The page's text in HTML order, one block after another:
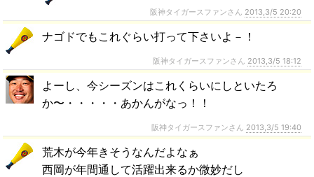
阪神タイガースファンさん 2013,3/5 20:20
ナゴドでもこれぐらい打って下さいよ－！
阪神タイガースファンさん 2013,3/5 18:12
よーし、今シーズンはこれくらいにしといたろ
か〜・・・・・あかんがなっ！！
阪神タイガースファンさん 2013,3/5 19:40
荒木が今年きそうなんだよなぁ
西岡が年間通して活躍出来るか微妙だし